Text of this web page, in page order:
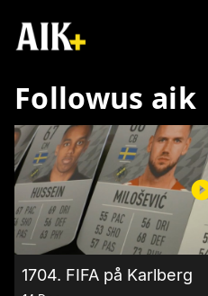
Followus aik
1704. FIFA på Karlberg